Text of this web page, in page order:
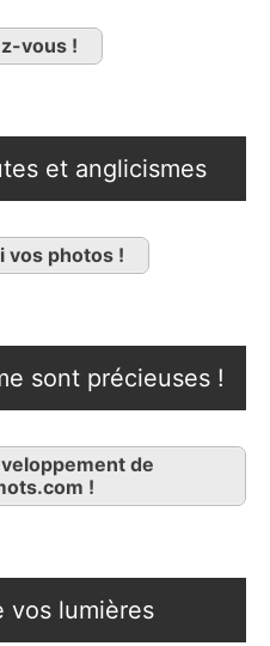
vous !
et anglicismes
vos photos !
sont précieuses !
de
!
vos lumières